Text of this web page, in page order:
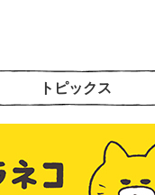
トピックス